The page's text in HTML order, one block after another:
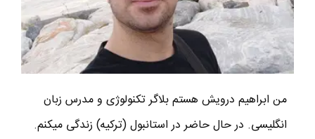
من ابراهیم درویش هستم بلاگر تکنولوژی و مدرس زبان
انگلیسی. در حال حاضر در استانبول (ترکیه) زندگی میکنم.